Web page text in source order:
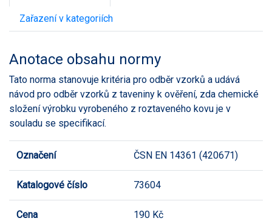
Zařazení v kategoriích
Anotace obsahu normy
Tato norma stanovuje kritéria pro odběr vzorků a udává
návod pro odběr vzorků z taveniny k ověření, zda chemické
složení výrobku vyrobeného z roztaveného kovu je v
souladu se specifikací.
Označení ČSN EN 14361 (420671)
Katalogové číslo 73604
Cena 190 Kč